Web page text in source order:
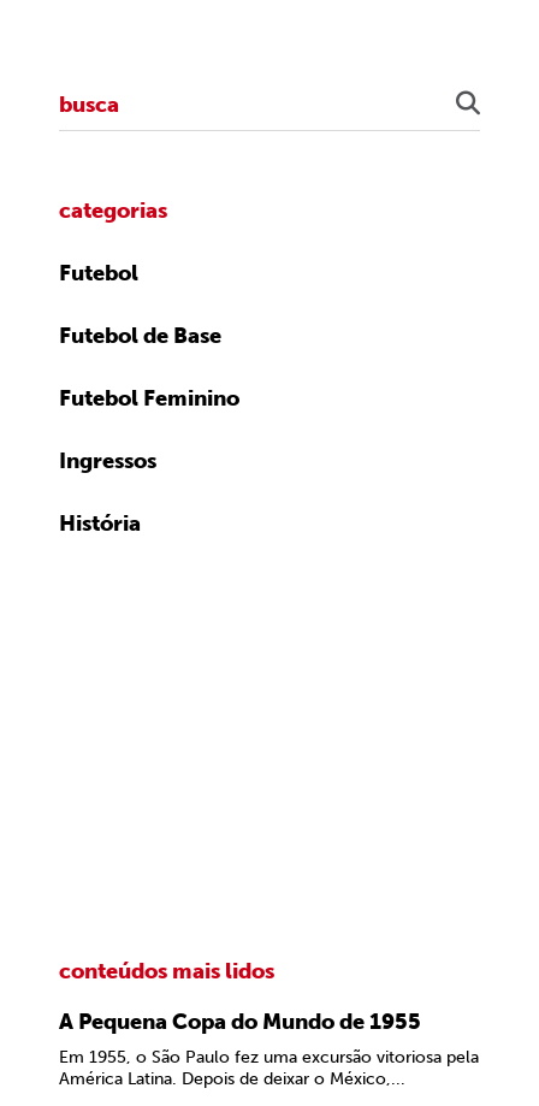
categorias
Futebol
Futebol de Base
Futebol Feminino
Ingressos
História
conteúdos mais lidos
A Pequena Copa do Mundo de 1955
Em 1955, o São Paulo fez uma excursão vitoriosa pela
América Latina. Depois de deixar o México,...